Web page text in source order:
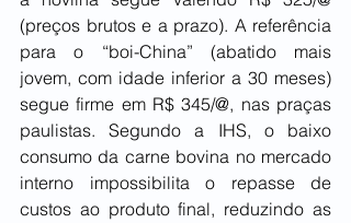
(preços brutos e a prazo). A referência
para o “boi-China” (abatido mais
jovem, com idade inferior a 30 meses)
segue firme em R$ 345/@, nas praças
paulistas. Segundo a IHS, o baixo
consumo da carne bovina no mercado
interno impossibilita o repasse de
custos ao produto final, reduzindo as